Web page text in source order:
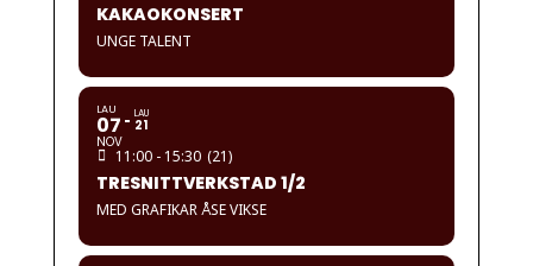
KAKAOKONSERT
UNGE TALENT
LAU
07
NOV
LAU
21
11:00 - 15:30 (21)
TRESNITTVERKSTAD 1/2
MED GRAFIKAR ÅSE VIKSE